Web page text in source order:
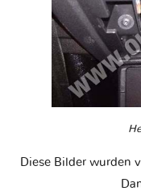
Diese Bilder wurden